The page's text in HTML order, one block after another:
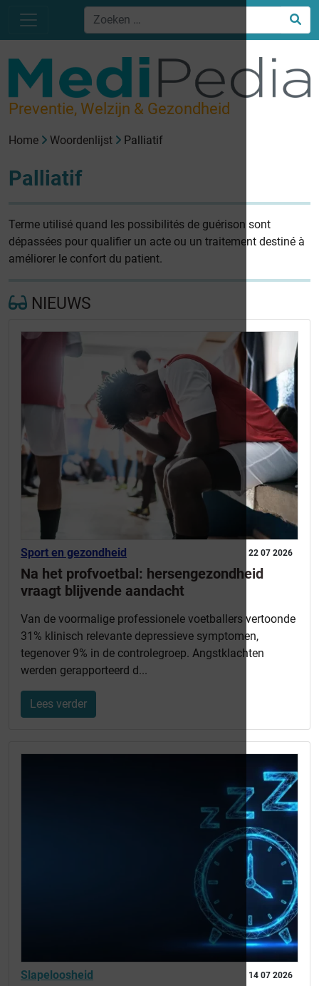
Preventie, Welzijn & Gezondheid
Home Woordenlijst Palliatif
Palliatif
Terme utilisé quand les possibilités de guérison sont
dépassées pour qualifier un acte ou un traitement destiné à
améliorer le confort du patient.
NIEUWS
22 07 2026
Sport en gezondheid
Na het profvoetbal: hersengezondheid
vraagt blijvende aandacht
Van de voormalige professionele voetballers vertoonde
31% klinisch relevante depressieve symptomen,
tegenover 9% in de controlegroep. Angstklachten
werden gerapporteerd d...
Lees verder
14 07 2026
Slapeloosheid